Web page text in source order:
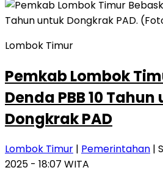
Lombok Timur
Pemkab Lombok
Denda PBB 10
Dongkrak PAD
Lombok Timur | Pemerintahan |
2025 - 18:07 WITA